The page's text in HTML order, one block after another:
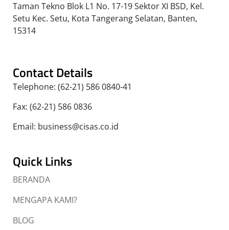
Taman Tekno Blok L1 No. 17-19 Sektor XI BSD, Kel.
Setu Kec. Setu, Kota Tangerang Selatan, Banten,
15314
Contact Details
Telephone: (62-21) 586 0840-41
Fax: (62-21) 586 0836
Email: business@cisas.co.id
Quick Links
BERANDA
MENGAPA KAMI?
BLOG